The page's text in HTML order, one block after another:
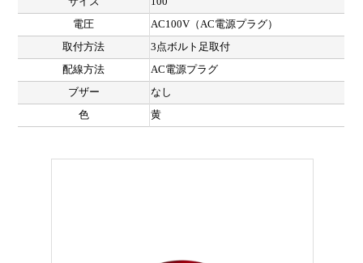
電圧
AC100V（AC電源プラグ）
取付方法
3点ボルト足取付
配線方法
AC電源プラグ
ブザー
なし
色
黄